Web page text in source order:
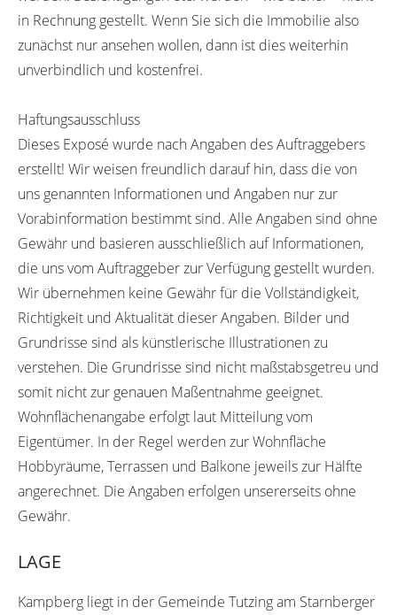
in Rechnung gestellt. Wenn Sie sich die Immobilie also
zunächst nur ansehen wollen, dann ist dies weiterhin
unverbindlich und kostenfrei.
Haftungsausschluss
Dieses Exposé wurde nach Angaben des Auftraggebers
erstellt! Wir weisen freundlich darauf hin, dass die von
uns genannten Informationen und Angaben nur zur
Vorabinformation bestimmt sind. Alle Angaben sind ohne
Gewähr und basieren ausschließlich auf Informationen,
die uns vom Auftraggeber zur Verfügung gestellt wurden.
Wir übernehmen keine Gewähr für die Vollständigkeit,
Richtigkeit und Aktualität dieser Angaben. Bilder und
Grundrisse sind als künstlerische Illustrationen zu
verstehen. Die Grundrisse sind nicht maßstabsgetreu und
somit nicht zur genauen Maßentnahme geeignet.
Wohnflächenangabe erfolgt laut Mitteilung vom
Eigentümer. In der Regel werden zur Wohnfläche
Hobbyräume, Terrassen und Balkone jeweils zur Hälfte
angerechnet. Die Angaben erfolgen unsererseits ohne
Gewähr.
LAGE
Kampberg liegt in der Gemeinde Tutzing am Starnberger